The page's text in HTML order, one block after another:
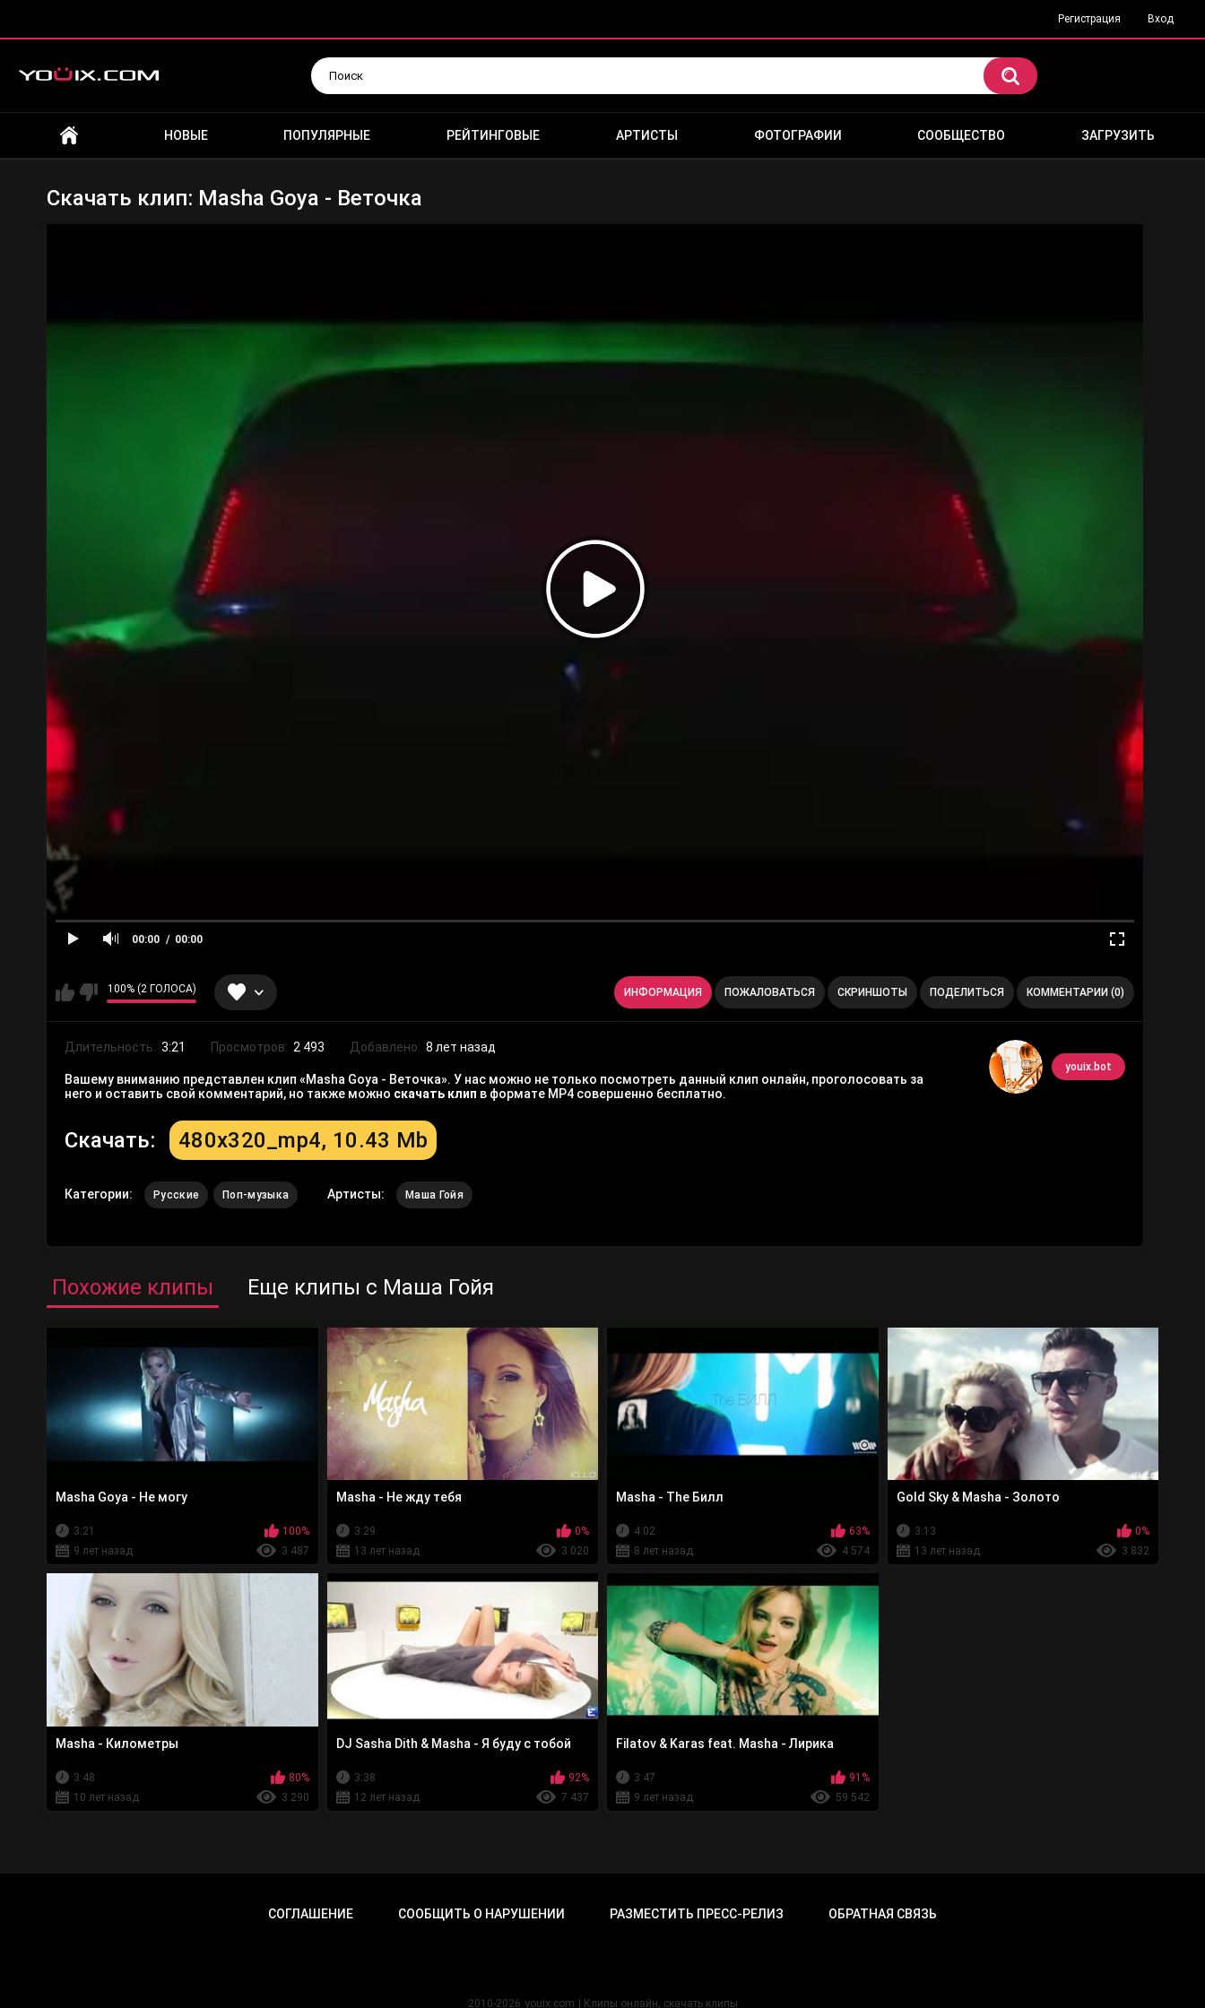
Регистрация Вход
НОВЫЕ ПОПУЛЯРНЫЕ РЕЙТИНГОВЫЕ АРТИСТЫ ФОТОГРАФИИ СООБЩЕСТВО ЗАГРУЗИТЬ
Скачать клип: Masha Goya - Веточка
00:00 00:00
100% (2 ГОЛОСА) ИНФОРМАЦИЯ ПОЖАЛОВАТЬСЯ СКРИНШОТЫ ПОДЕЛИТЬСЯ КОММЕНТАРИИ (0)
youix.bot
Длительность: 3:21 Просмотров: 2 493 Добавлено: 8 лет назад
Вашему вниманию представлен клип «Masha Goya - Веточка». У нас можно не только посмотреть данный клип онлайн, проголосовать за
него и оставить свой комментарий, но также можно скачать клип в формате MP4 совершенно бесплатно.
Скачать: 480x320_mp4, 10.43 Mb
Категории: Русские Поп-музыка Артисты: Маша Гойя
Похожие клипы Еще клипы с Маша Гойя
Masha Goya - Не могу
3:21
100%
9 лет назад
3 487
Masha - Не жду тебя
3:29
0%
13 лет назад
3 020
Masha - The Билл
4:02
63%
8 лет назад
4 574
Gold Sky & Masha - Золото
3:13
0%
13 лет назад
3 832
Masha - Километры
3:48
80%
10 лет назад
3 290
DJ Sasha Dith & Masha - Я буду с тобой
3:38
92%
12 лет назад
7 437
Filatov & Karas feat. Masha - Лирика
3:47
91%
9 лет назад
59 542
СОГЛАШЕНИЕ СООБЩИТЬ О НАРУШЕНИИ РАЗМЕСТИТЬ ПРЕСС-РЕЛИЗ ОБРАТНАЯ СВЯЗЬ
2010-2026 youix.com | Клипы онлайн, cкачать клипы